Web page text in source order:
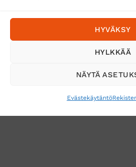
HYVÄKSY
HYLKKÄÄ
NÄYTÄ
Evästekäytäntö
Tilaa uutiskirje ja saat